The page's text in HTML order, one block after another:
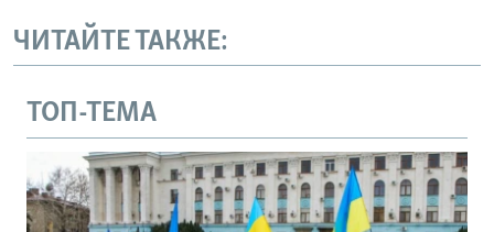
ЧИТАЙТЕ ТАКЖЕ:
ТОП-ТЕМА